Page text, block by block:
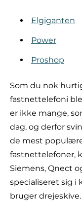
Elgiganten
Power
Proshop
Som du nok
fastnettelefoni
er ikke mange,
dag, og derfor
de mest
fastnettelefoner,
Siemens, Qnect
specialiseret sig i
bruger drejeskive.